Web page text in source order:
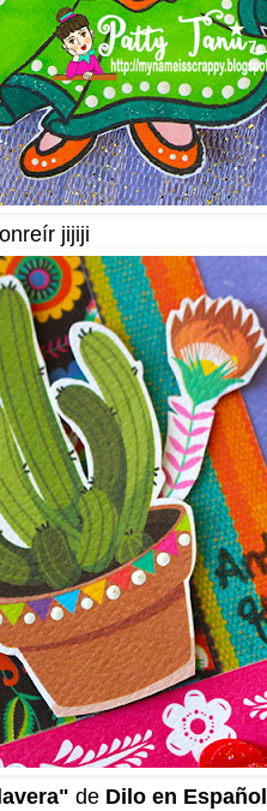
jijiji
de Dilo en Español